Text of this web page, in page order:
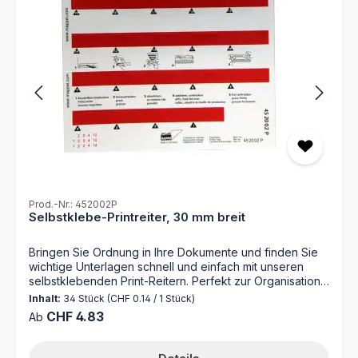
Vorteil: Ermöglicht die nachhaltige Wiederverwendung
von Markierungshilfen
Prod.-Nr.: 452002P
Selbstklebe-Printreiter, 30 mm breit
Bringen Sie Ordnung in Ihre Dokumente und finden Sie
wichtige Unterlagen schnell und einfach mit unseren
selbstklebenden Print-Reitern. Perfekt zur Organisation
nach alphabetischen Kriterien, sodass Sie schnell und
effizient auf Ihre Unterlagen zugreifen können, sei es in
Büros, Archiven oder zu Hause. Die Print-Reiter können
Laserdrucker bedruckt werden, was eine flexible
Inhalt: 34 Stück (CHF 0.14 / 1 Stück)
Regulärer Preis:
Ab CHF 4.83